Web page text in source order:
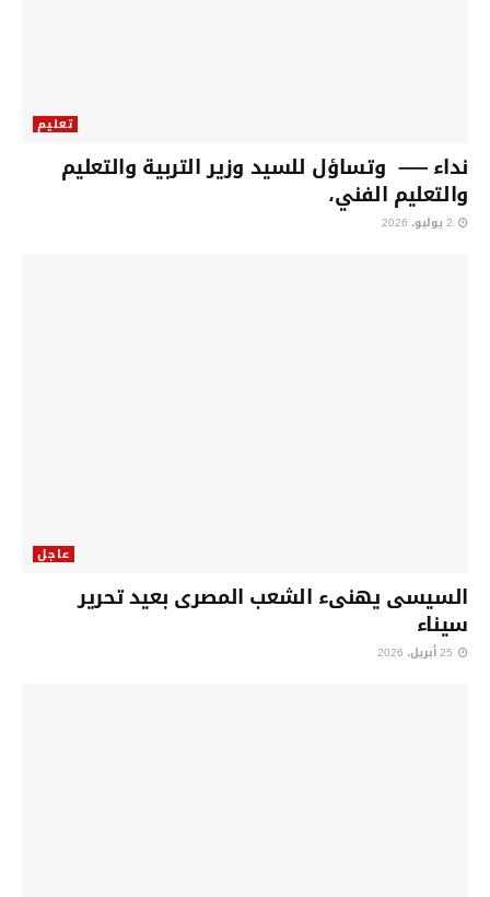
تعليم
نداء —– وتساؤل للسيد وزير التربية والتعليم
والتعليم الفني،
عاجل
السيسى يهنىء الشعب المصرى بعيد تحرير
سيناء